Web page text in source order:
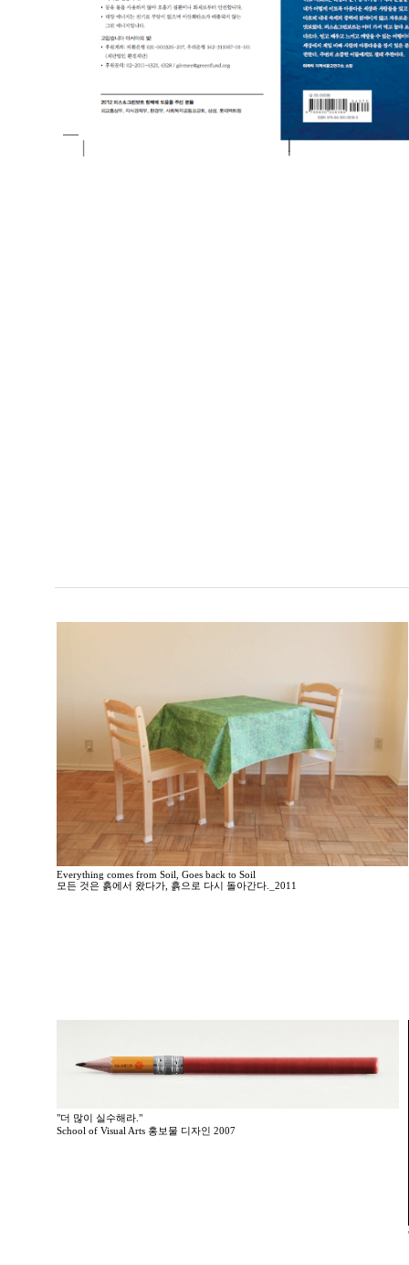
Everything comes from Soil, Goes back to Soil
모든 것은 흙에서 왔다가, 흙으로 다시 돌아간다._2011
"더 많이 실수해라."
School of Visual Arts 홍보물 디자인 2007